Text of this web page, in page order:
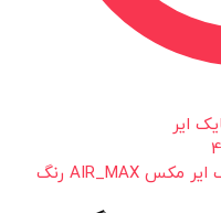
کتانی اسپرت مردانه و زنانه مدل نایک ایر مکس AIR_MAX رنگ